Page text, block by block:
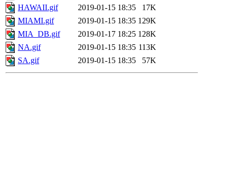
HAWAII.gif
2019-01-15 18:35
17K
MIAMI.gif
2019-01-15 18:35 129K
MIA_DB.gif
2019-01-17 18:25 128K
NA.gif
2019-01-15 18:35 113K
SA.gif
2019-01-15 18:35 57K